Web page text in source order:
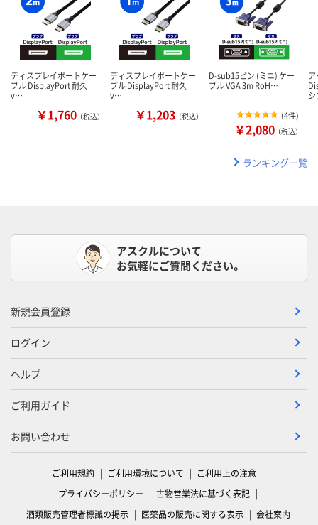
ディスプレイポートケー
ブル DisplayPort 耐久
v…
￥1,760 （税込）
ディスプレイポートケー
ブル DisplayPort 耐久
v…
￥1,203 （税込）
D-sub15ピン (ミニ) ケー
ブル VGA 3m RoH…
(4件)
￥2,080 （税込）
ランキング一覧
アスクルについて
お気軽にご質問ください。
新規会員登録
ログイン
ヘルプ
ご利用ガイド
お問い合わせ
ご利用規約 ご利用環境について
ご利用上の注意
プライバシーポリシー
古物営業法に基づく表記
酒類販売管理者標識の掲示
医薬品の販売に関する表示 会社案内